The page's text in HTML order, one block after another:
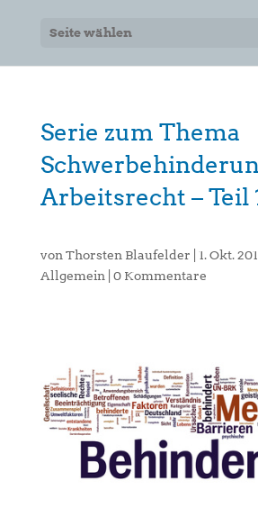
Seite wählen
Serie zum Thema
Arbeitsrecht – Teil
von Thorsten Blaufelder 1. Okt.
Allgemein
0 Kommentare